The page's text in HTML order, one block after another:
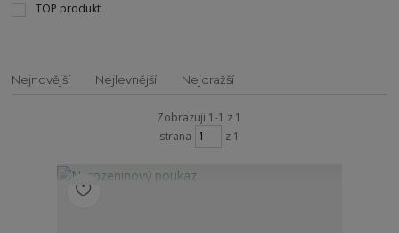
TOP produkt
Nejnovější Nejlevnější Nejdražší
Zobrazuji 1-1 z 1
strana
z 1